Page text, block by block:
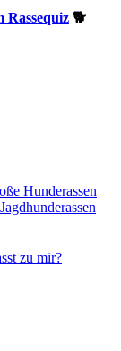
Rassequiz 🐕
Hunderassen
Jagdhunderassen
zu mir?